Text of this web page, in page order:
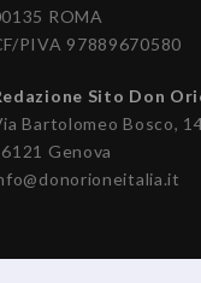
ROMA
PIVA 97889670580
Sito Don
Bartolomeo Bosco,
Genova